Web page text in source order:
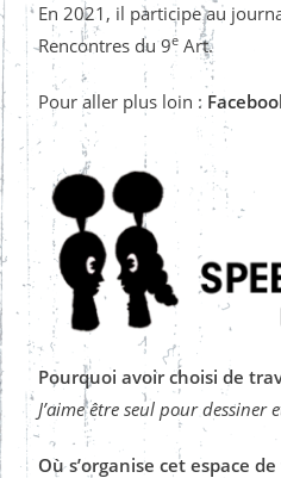
En 2021, il participe au
Rencontres du 9e Art.
Pour aller plus loin :
Pourquoi avoir choisi de
J’aime être seul pour dessiner
Où s’organise cet espace